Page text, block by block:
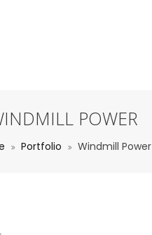
POWER
Portfolio Windmill Power